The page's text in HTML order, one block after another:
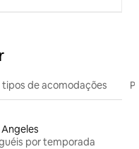
de acomodações
Angeles
por temporada